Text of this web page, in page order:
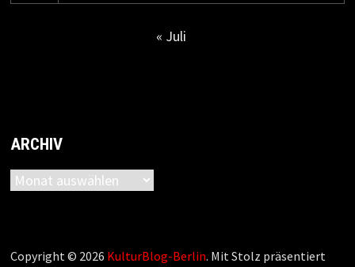
« Juli
ARCHIV
Archiv
Copyright © 2026 KulturBlog-Berlin. Mit Stolz präsentiert